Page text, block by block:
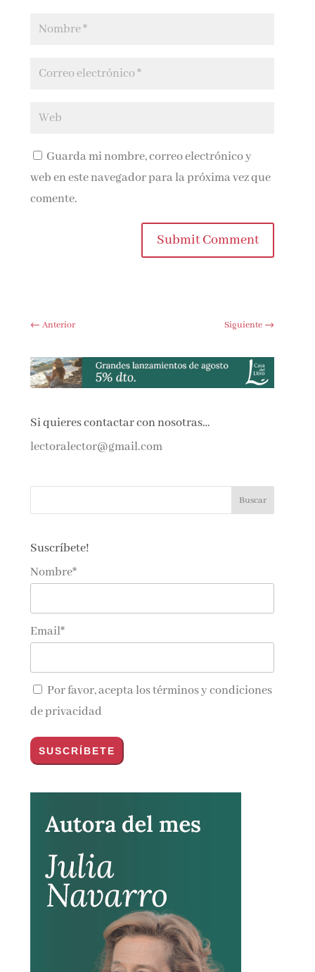
Guarda mi nombre, correo electrónico y
web en este navegador para la próxima vez que
comente.
Submit Comment
←Anterior Siguiente→
Si quieres contactar con nosotras…
lectoralector@gmail.com
Suscríbete!
Nombre*
Email*
Por favor, acepta lostérminos y condiciones
de privacidad